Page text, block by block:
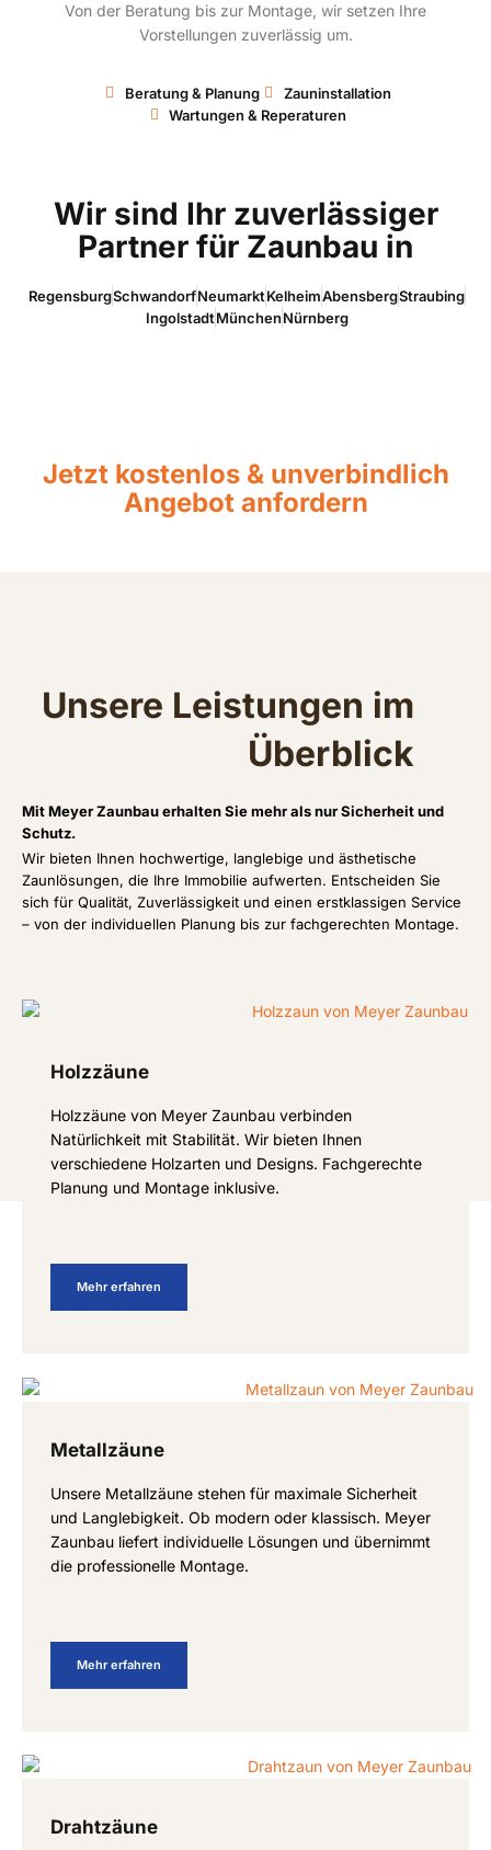
Von der Beratung bis zur Montage, wir setzen Ihre
Vorstellungen zuverlässig um.
Beratung & Planung
Zauninstallation
Wartungen & Reperaturen
Wir sind Ihr zuverlässiger
Partner für Zaunbau in
RegensburgSchwandorfNeumarktKelheimAbensbergStraubing
IngolstadtMünchenNürnberg
Jetzt kostenlos & unverbindlich
Angebot anfordern
Unsere Leistungen im
Überblick
Mit Meyer Zaunbau erhalten Sie mehr als nur Sicherheit und
Schutz.
Wir bieten Ihnen hochwertige, langlebige und ästhetische
Zaunlösungen, die Ihre Immobilie aufwerten. Entscheiden Sie
sich für Qualität, Zuverlässigkeit und einen erstklassigen Service
– von der individuellen Planung bis zur fachgerechten Montage.
Holzzäune
Holzzäune von Meyer Zaunbau verbinden
Natürlichkeit mit Stabilität. Wir bieten Ihnen
verschiedene Holzarten und Designs. Fachgerechte
Planung und Montage inklusive.
Mehr erfahren
Metallzäune
Unsere Metallzäune stehen für maximale Sicherheit
und Langlebigkeit. Ob modern oder klassisch. Meyer
Zaunbau liefert individuelle Lösungen und übernimmt
die professionelle Montage.
Mehr erfahren
Drahtzäune